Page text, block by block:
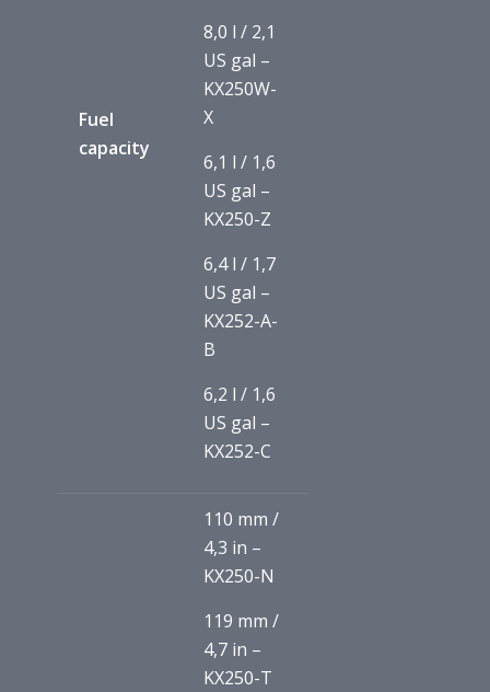
Fuel
capacity
8,0 l / 2,1
US gal –
KX250W-
X
6,1 l / 1,6
US gal –
KX250-Z
6,4 l / 1,7
US gal –
KX252-A-
B
6,2 l / 1,6
US gal –
KX252-C
110 mm /
4,3 in –
KX250-N
119 mm /
4,7 in –
KX250-T